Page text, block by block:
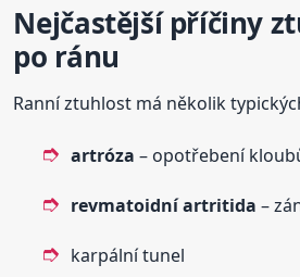
Nejčastější příčiny
po ránu
Ranní ztuhlost má několik
artróza – opotřebení
revmatoidní artritida –
karpální tunel